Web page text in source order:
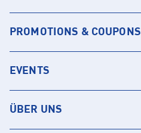
PROMOTIONS & COUPONS
EVENTS
ÜBER UNS